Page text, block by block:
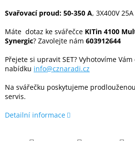
Svařovací proud: 50-350 A, 3X400V 25A
Máte dotaz ke svářečce KITin 4100
Synergic? Zavolejte nám 603912644
Přejete si upravit SET? Vyhotovíme Vám
nabídku info@cznaradi.cz
Na svářečku poskytujeme
servis.
Detailní informace